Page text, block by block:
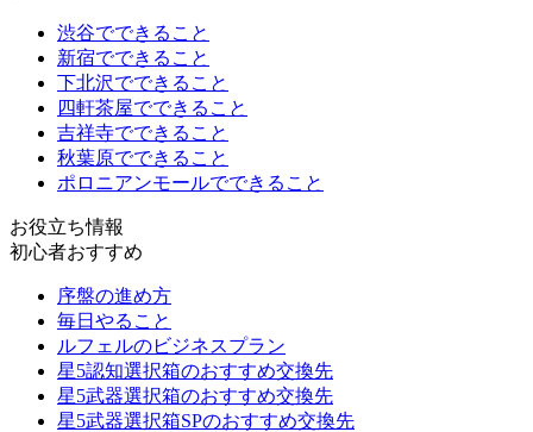
渋谷でできること
新宿でできること
下北沢でできること
四軒茶屋でできること
吉祥寺でできること
秋葉原でできること
ポロニアンモールでできること
お役立ち情報
初心者おすすめ
序盤の進め方
毎日やること
ルフェルのビジネスプラン
星5認知選択箱のおすすめ交換先
星5武器選択箱のおすすめ交換先
星5武器選択箱SPのおすすめ交換先